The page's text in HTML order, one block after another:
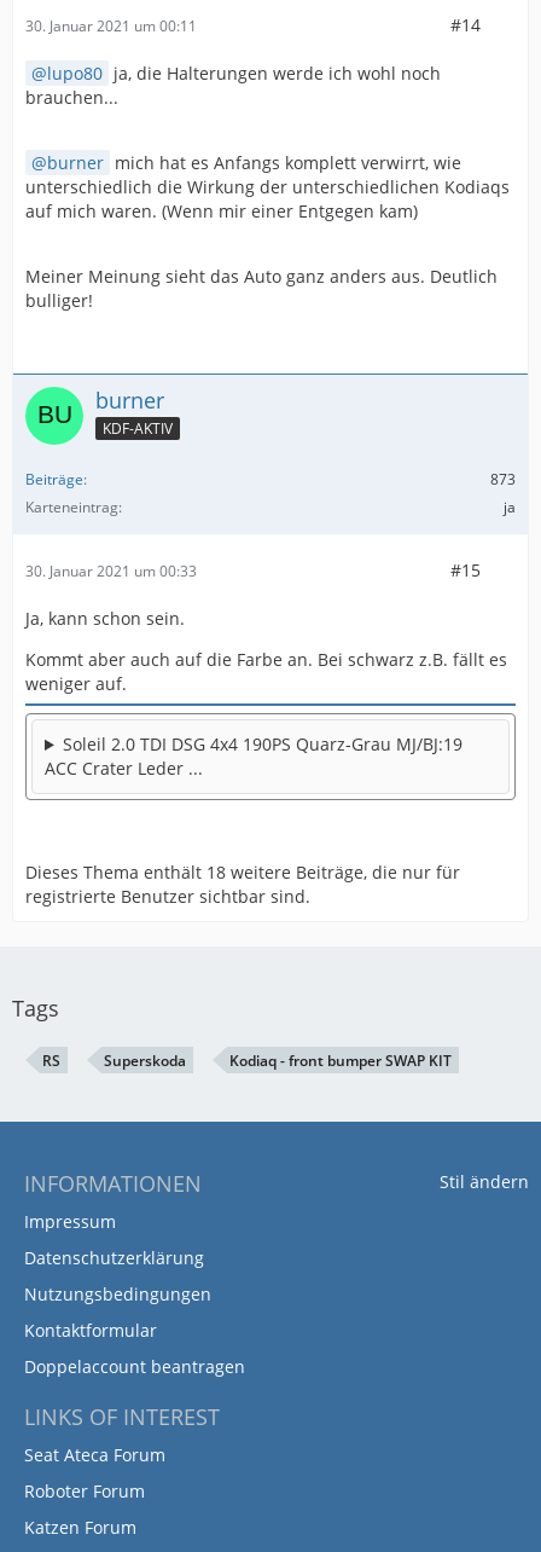
Der Inhalt kann nicht angezeigt werden, da Sie
keine Berechtigung haben, diesen Inhalt zu sehen.
Der Inhalt kann nicht angezeigt werden, da Sie
keine Berechtigung haben, diesen Inhalt zu sehen.
30. Januar 2021 um 00:11 #14
lupo80 ja, die Halterungen werde ich wohl noch
brauchen...
burner mich hat es Anfangs komplett verwirrt, wie
unterschiedlich die Wirkung der unterschiedlichen Kodiaqs
auf mich waren. (Wenn mir einer Entgegen kam)
Meiner Meinung sieht das Auto ganz anders aus. Deutlich
bulliger!
burner
KDF-AKTIV
Beiträge
873
Karteneintrag
ja
30. Januar 2021 um 00:33 #15
Ja, kann schon sein.
Kommt aber auch auf die Farbe an. Bei schwarz z.B. fällt es
weniger auf.
Soleil 2.0 TDI DSG 4x4 190PS Quarz-Grau MJ/BJ:19
ACC Crater Leder ...
Dieses Thema enthält 18 weitere Beiträge, die nur für
registrierte Benutzer sichtbar sind.
Tags
RS Superskoda Kodiaq - front bumper SWAP KIT
Stil ändern
INFORMATIONEN
Impressum
Datenschutzerklärung
Nutzungsbedingungen
Kontaktformular
Doppelaccount beantragen
LINKS OF INTEREST
Seat Ateca Forum
Roboter Forum
Katzen Forum